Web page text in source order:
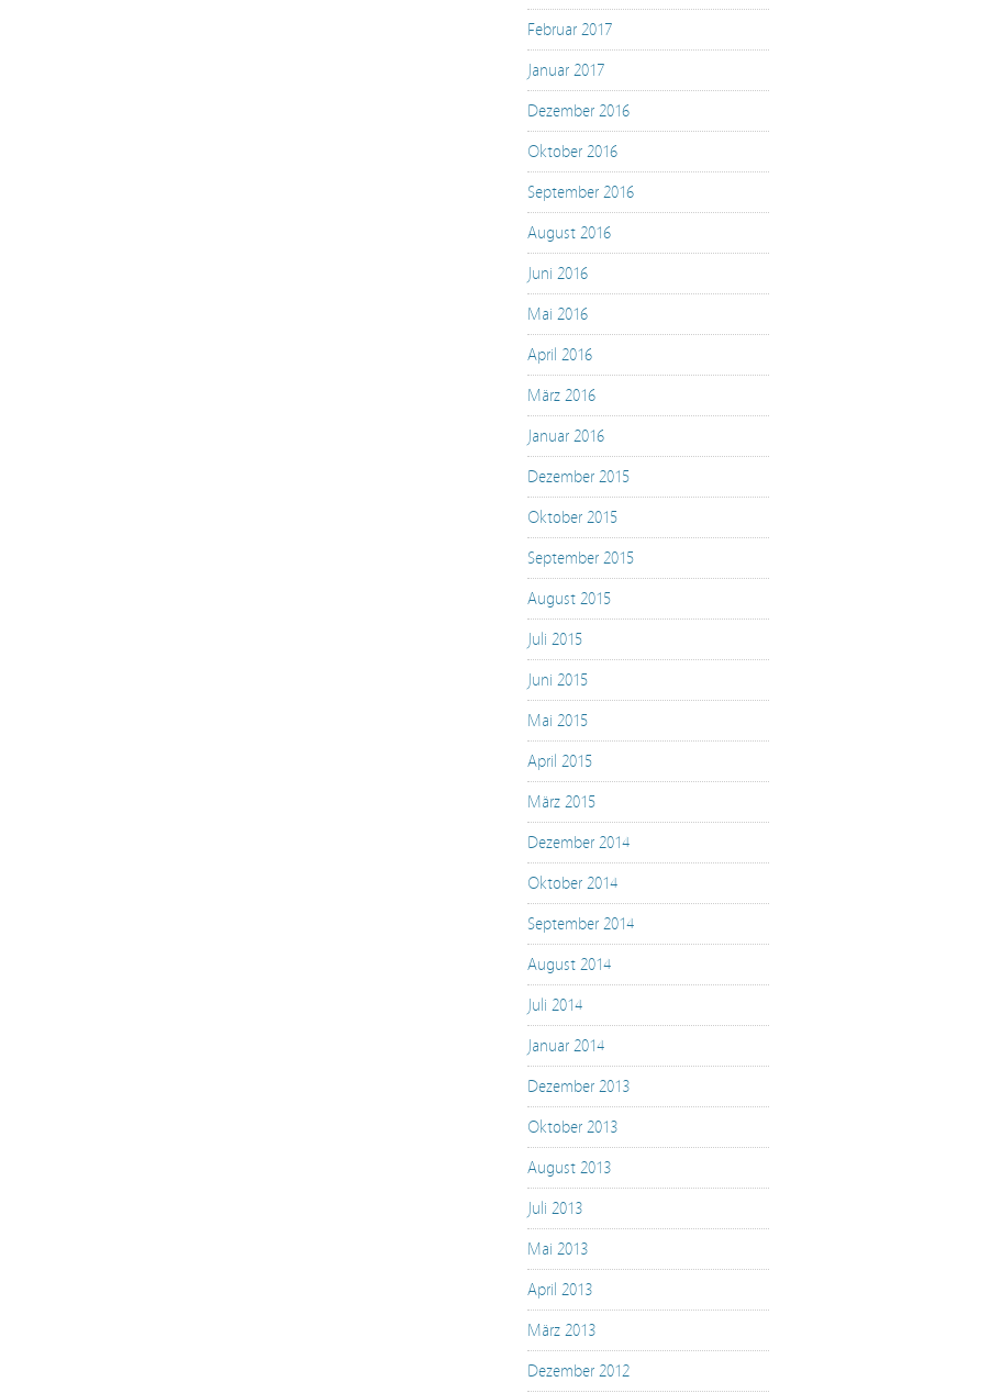
Februar 2017
Januar 2017
Dezember 2016
Oktober 2016
September 2016
August 2016
Juni 2016
Mai 2016
April 2016
März 2016
Januar 2016
Dezember 2015
Oktober 2015
September 2015
August 2015
Juli 2015
Juni 2015
Mai 2015
April 2015
März 2015
Dezember 2014
Oktober 2014
September 2014
August 2014
Juli 2014
Januar 2014
Dezember 2013
Oktober 2013
August 2013
Juli 2013
Mai 2013
April 2013
März 2013
Dezember 2012